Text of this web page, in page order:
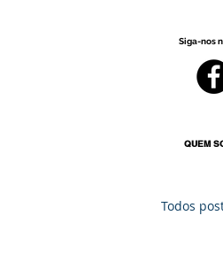
Siga-nos
QUEM
Todos